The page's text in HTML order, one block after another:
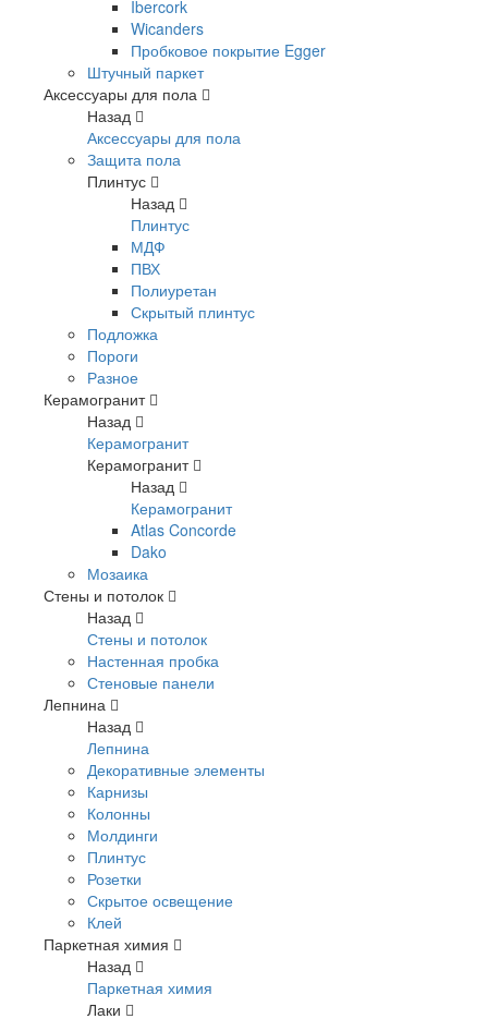
Ibercork
Wicanders
Пробковое покрытие Egger
Штучный паркет
Аксессуары для пола
Назад
Аксессуары для пола
Защита пола
Плинтус
Назад
Плинтус
МДФ
ПВХ
Полиуретан
Скрытый плинтус
Подложка
Пороги
Разное
Керамогранит
Назад
Керамогранит
Керамогранит
Назад
Керамогранит
Atlas Concorde
Dako
Мозаика
Стены и потолок
Назад
Стены и потолок
Настенная пробка
Стеновые панели
Лепнина
Назад
Лепнина
Декоративные элементы
Карнизы
Колонны
Молдинги
Плинтус
Розетки
Скрытое освещение
Клей
Паркетная химия
Назад
Паркетная химия
Лаки